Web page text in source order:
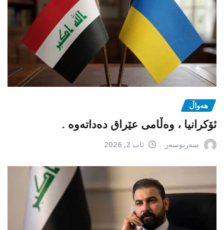
هەواڵ
ئۆکرانیا ، وەڵامی عێراق دەداتەوە .
سەرنوسەر ئاب 2, 2026